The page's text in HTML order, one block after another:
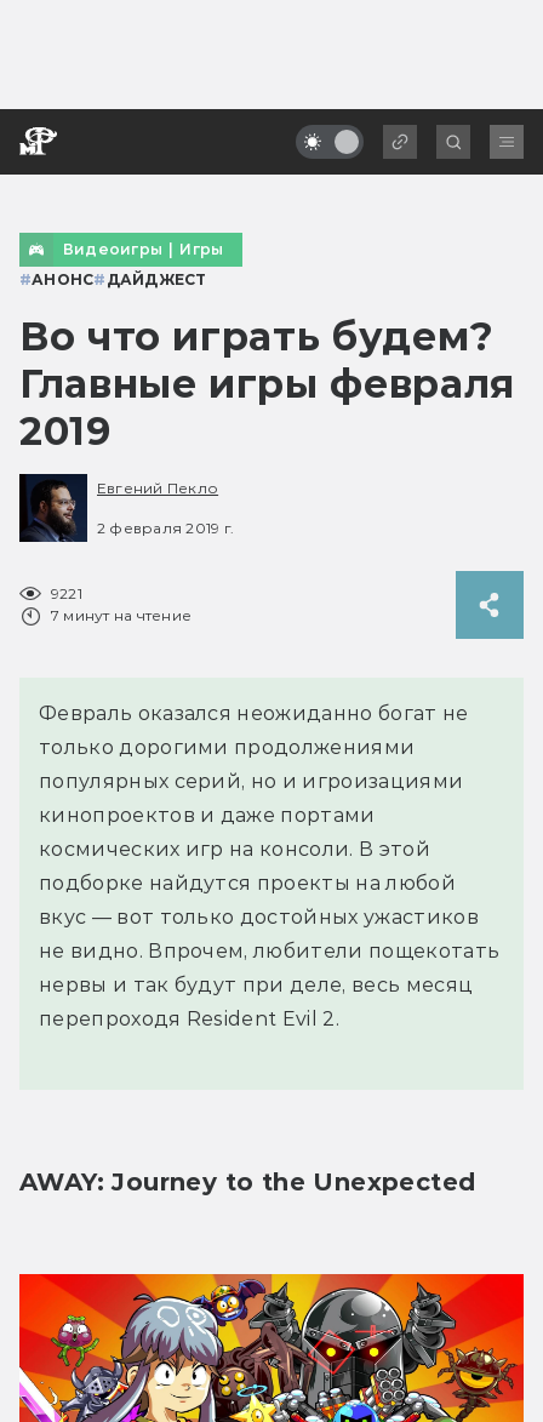
Видеоигры | Игры
#АНОНС# ДАЙДЖЕСТ
Во что играть будем?
Главные игры февраля
2019
Евгений Пекло
2 февраля 2019 г.
9221
7 минут на чтение
Февраль оказался неожиданно богат не
только дорогими продолжениями
популярных серий, но и игроизациями
кинопроектов и даже портами
космических игр на консоли. В этой
подборке найдутся проекты на любой
вкус — вот только достойных ужастиков
не видно. Впрочем, любители пощекотать
нервы и так будут при деле, весь месяц
перепроходя Resident Evil 2.
AWAY: Journey to the Unexpected